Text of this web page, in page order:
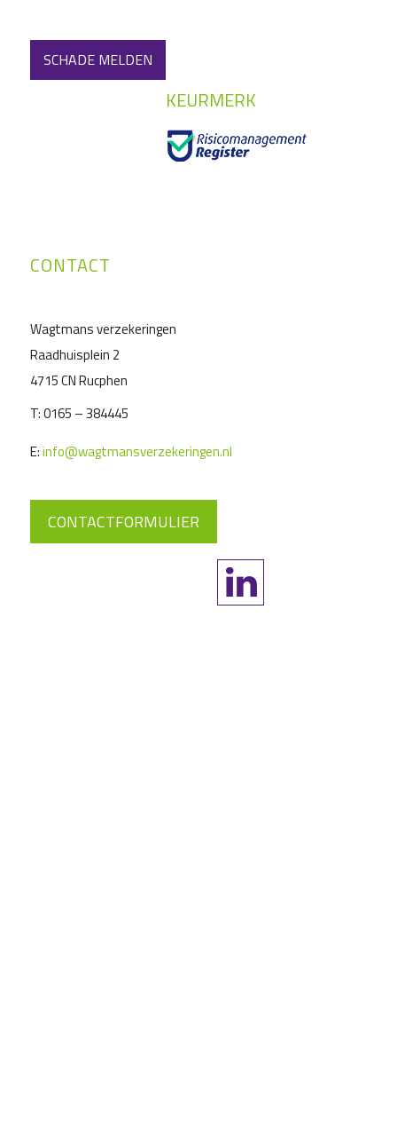
SCHADE MELDEN
KEURMERK
CONTACT
Wagtmans verzekeringen
Raadhuisplein 2
4715 CN Rucphen
T:0165 – 384445
E:info@wagtmansverzekeringen.nl
CONTACTFORMULIER